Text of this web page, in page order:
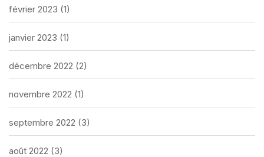
février 2023 (1)
janvier 2023 (1)
décembre 2022 (2)
novembre 2022 (1)
septembre 2022 (3)
août 2022 (3)